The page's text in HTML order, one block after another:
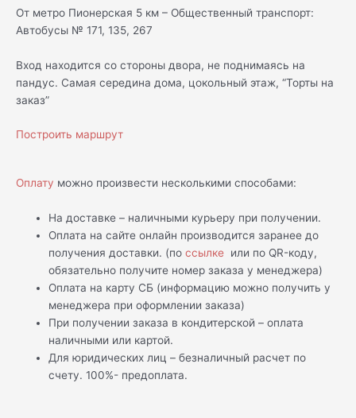
От метро Пионерская 5 км – Общественный транспорт:
Автобусы № 171, 135, 267
Вход находится со стороны двора, не поднимаясь на
пандус. Самая середина дома, цокольный этаж, “Торты на
заказ”
Построить маршрут
Оплату можно произвести несколькими способами:
На доставке – наличными курьеру при получении.
Оплата на сайте онлайн производится заранее до
получения доставки. (поссылке или по QR-коду,
обязательно получите номер заказа у менеджера)
Оплата на карту СБ (информацию можно получить у
менеджера при оформлении заказа)
При получении заказа в кондитерской – оплата
наличными или картой.
Для юридических лиц – безналичный расчет по
счету. 100%- предоплата.